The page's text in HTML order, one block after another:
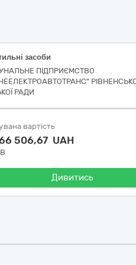
засоби
ПІДПРИЄМСТВО
РАДИ
вартість
506,67 UAH
Дивитись